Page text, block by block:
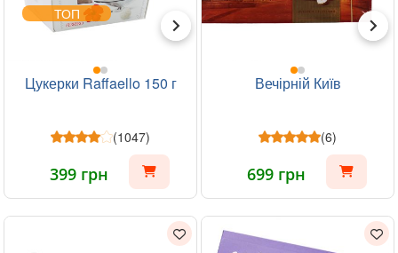
ТОП
Цукерки Raffaello 150 г
(1047)
399 грн
Вечірній Київ
(6)
699 грн